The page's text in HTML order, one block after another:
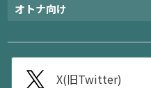
オトナ向け
X(旧Twitter)